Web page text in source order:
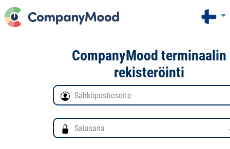
CompanyMood terminaalin
rekisteröinti